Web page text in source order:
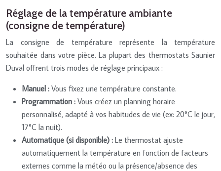
Réglage de la température ambiante
(consigne de température)
La consigne de température représente la température
souhaitée dans votre pièce. La plupart des thermostats Saunier
Duval offrent trois modes de réglage principaux :
Manuel : Vous fixez une température constante.
Programmation : Vous créez un planning horaire
personnalisé, adapté à vos habitudes de vie (ex: 20°C le jour,
17°C la nuit).
Automatique (si disponible) : Le thermostat ajuste
automatiquement la température en fonction de facteurs
externes comme la météo ou la présence/absence des